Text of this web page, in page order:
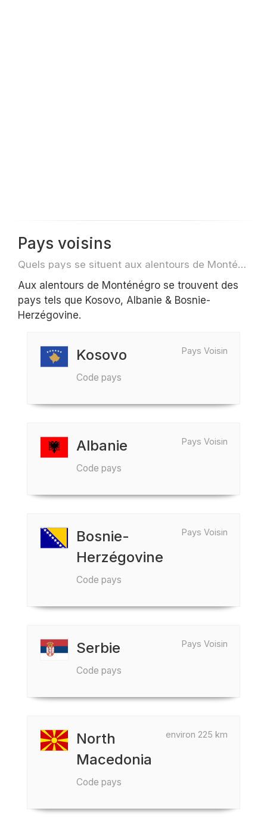
Pays voisins
Quels pays se situent aux alentours de Monténégro par exemple pour des voyage ou des vols
Aux alentours de Monténégro se trouvent des
pays tels que Kosovo, Albanie & Bosnie-
Herzégovine.
Pays Voisin
Kosovo
Code pays
Pays Voisin
Albanie
Code pays
Pays Voisin
Bosnie-
Herzégovine
Code pays
Pays Voisin
Serbie
Code pays
environ 225 km
North
Macedonia
Code pays